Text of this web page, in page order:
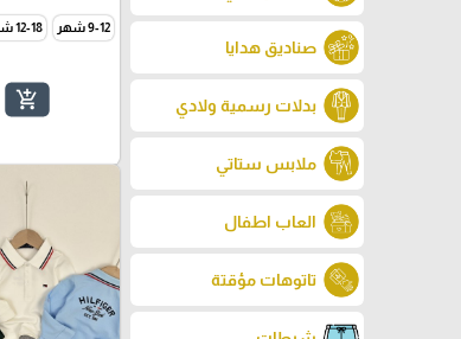
صناديق هدايا
بدلات رسمية ولادي
ملابس ستاتي
العاب اطفال
تاتوهات مؤقتة
9-12 شهر 12-18 شهر
add_shopping_cart